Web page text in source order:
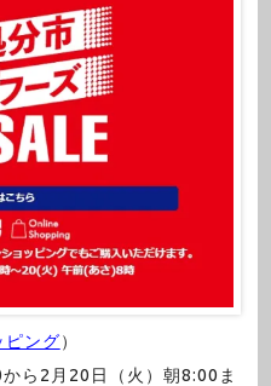
ピング）
ら2月20日（火）朝8:00ま